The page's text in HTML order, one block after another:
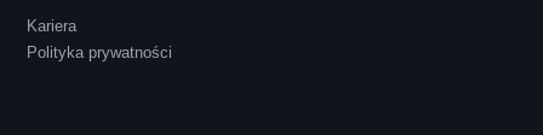
Kariera
Polityka prywatności